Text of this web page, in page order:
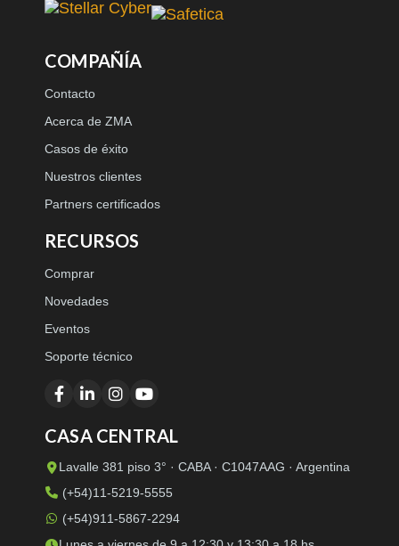
COMPAÑÍA
Contacto
Acerca de ZMA
Casos de éxito
Nuestros clientes
Partners certificados
RECURSOS
Comprar
Novedades
Eventos
Soporte técnico
CASA CENTRAL
Lavalle 381 piso 3° · CABA · C1047AAG · Argentina
(+54)11-5219-5555
(+54)911-5867-2294